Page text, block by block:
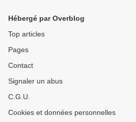
Hébergé par Overblog
Top articles
Pages
Contact
Signaler un abus
C.G.U.
Cookies et données personnelles